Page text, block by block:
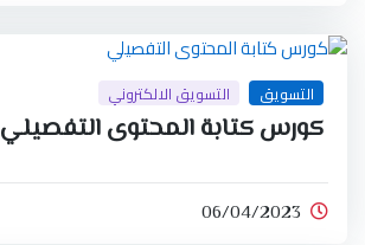
التسويق التسويق الالكتروني
كورس كتابة المحتوى التفصيلي
06/04/2023